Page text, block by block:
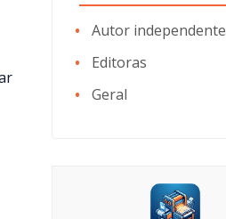
Autor independente
Editoras
Geral